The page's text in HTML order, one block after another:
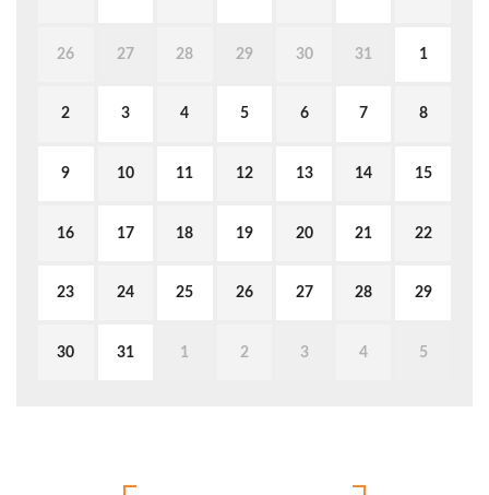
26 27 28 29 30 31 1
2 3 4 5 6 7 8
9 10 11 12 13 14 15
16 17 18 19 20 21 22
23 24 25 26 27 28 29
30 31 1 2 3 4 5